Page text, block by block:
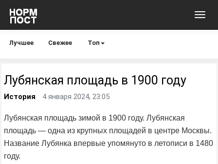
Лучшее Свежее Топ
Лубянская площадь в 1900 году
История 4 января 2024, 23:05
Лубянская площадь зимой в 1900 году. Лубянская
площадь — одна из крупных площадей в центре Москвы.
Название Лубянка впервые упомянуто в летописи в 1480
году.